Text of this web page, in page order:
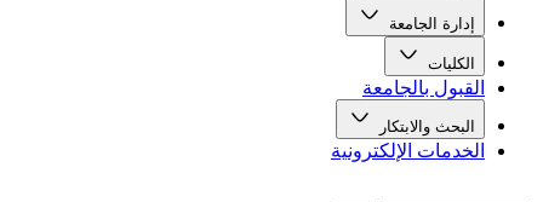
إدارة الجامعة
الكليات
القبول بالجامعة
البحث والابتكار
الخدمات الإلكترونية